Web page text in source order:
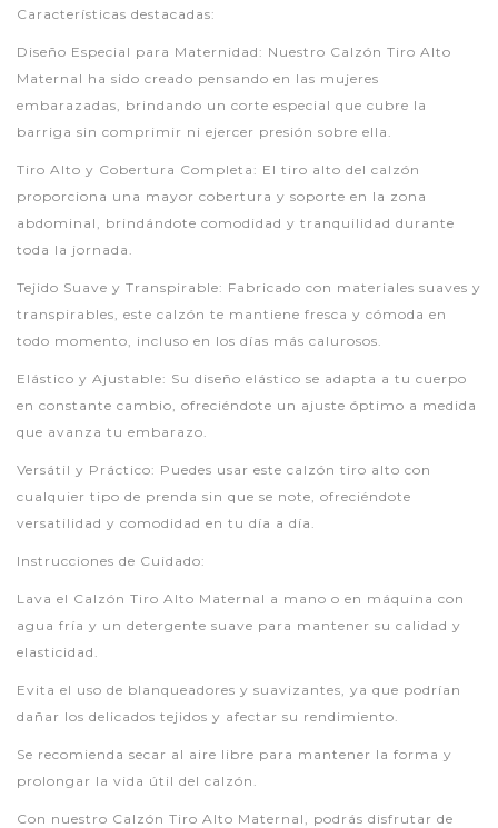
Características destacadas:
Diseño Especial para Maternidad: Nuestro Calzón Tiro Alto
Maternal ha sido creado pensando en las mujeres
embarazadas, brindando un corte especial que cubre la
barriga sin comprimir ni ejercer presión sobre ella.
Tiro Alto y Cobertura Completa: El tiro alto del calzón
proporciona una mayor cobertura y soporte en la zona
abdominal, brindándote comodidad y tranquilidad durante
toda la jornada.
Tejido Suave y Transpirable: Fabricado con materiales suaves y
transpirables, este calzón te mantiene fresca y cómoda en
todo momento, incluso en los días más calurosos.
Elástico y Ajustable: Su diseño elástico se adapta a tu cuerpo
en constante cambio, ofreciéndote un ajuste óptimo a medida
que avanza tu embarazo.
Versátil y Práctico: Puedes usar este calzón tiro alto con
cualquier tipo de prenda sin que se note, ofreciéndote
versatilidad y comodidad en tu día a día.
Instrucciones de Cuidado:
Lava el Calzón Tiro Alto Maternal a mano o en máquina con
agua fría y un detergente suave para mantener su calidad y
elasticidad.
Evita el uso de blanqueadores y suavizantes, ya que podrían
dañar los delicados tejidos y afectar su rendimiento.
Se recomienda secar al aire libre para mantener la forma y
prolongar la vida útil del calzón.
Con nuestro Calzón Tiro Alto Maternal, podrás disfrutar de